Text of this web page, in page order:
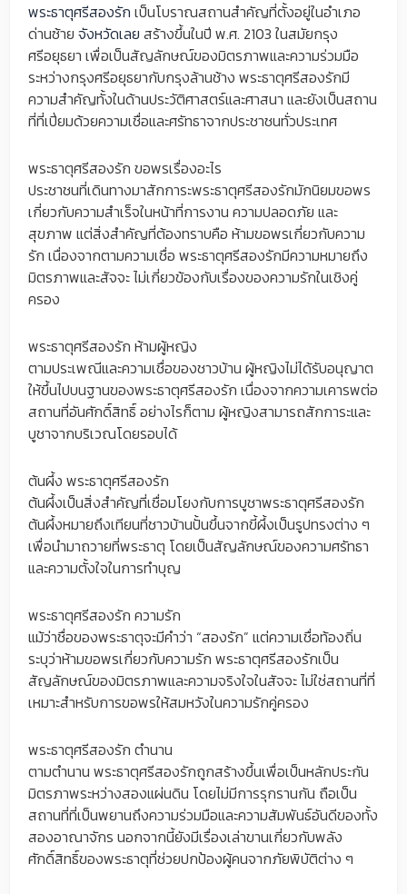
พระธาตุศรีสองรัก เป็นโบราณสถานสำคัญที่ตั้งอยู่ในอำเภอ
ด่านซ้าย จังหวัดเลย สร้างขึ้นในปี พ.ศ. 2103 ในสมัยกรุง
ศรีอยุธยา เพื่อเป็นสัญลักษณ์ของมิตรภาพและความร่วมมือ
ระหว่างกรุงศรีอยุธยากับกรุงล้านช้าง พระธาตุศรีสองรักมี
ความสำคัญทั้งในด้านประวัติศาสตร์และศาสนา และยังเป็นสถาน
ที่ที่เปี่ยมด้วยความเชื่อและศรัทธาจากประชาชนทั่วประเทศ
พระธาตุศรีสองรัก ขอพรเรื่องอะไร
ประชาชนที่เดินทางมาสักการะพระธาตุศรีสองรักมักนิยมขอพร
เกี่ยวกับความสำเร็จในหน้าที่การงาน ความปลอดภัย และ
สุขภาพ แต่สิ่งสำคัญที่ต้องทราบคือ ห้ามขอพรเกี่ยวกับความ
รัก เนื่องจากตามความเชื่อ พระธาตุศรีสองรักมีความหมายถึง
มิตรภาพและสัจจะ ไม่เกี่ยวข้องกับเรื่องของความรักในเชิงคู่
ครอง
พระธาตุศรีสองรัก ห้ามผู้หญิง
ตามประเพณีและความเชื่อของชาวบ้าน ผู้หญิงไม่ได้รับอนุญาต
ให้ขึ้นไปบนฐานของพระธาตุศรีสองรัก เนื่องจากความเคารพต่อ
สถานที่อันศักดิ์สิทธิ์ อย่างไรก็ตาม ผู้หญิงสามารถสักการะและ
บูชาจากบริเวณโดยรอบได้
ต้นผึ้ง พระธาตุศรีสองรัก
ต้นผึ้งเป็นสิ่งสำคัญที่เชื่อมโยงกับการบูชาพระธาตุศรีสองรัก
ต้นผึ้งหมายถึงเทียนที่ชาวบ้านปั้นขึ้นจากขี้ผึ้งเป็นรูปทรงต่าง ๆ
เพื่อนำมาถวายที่พระธาตุ โดยเป็นสัญลักษณ์ของความศรัทธา
และความตั้งใจในการทำบุญ
พระธาตุศรีสองรัก ความรัก
แม้ว่าชื่อของพระธาตุจะมีคำว่า “สองรัก” แต่ความเชื่อท้องถิ่น
ระบุว่าห้ามขอพรเกี่ยวกับความรัก พระธาตุศรีสองรักเป็น
สัญลักษณ์ของมิตรภาพและความจริงใจในสัจจะ ไม่ใช่สถานที่ที่
เหมาะสำหรับการขอพรให้สมหวังในความรักคู่ครอง
พระธาตุศรีสองรัก ตำนาน
ตามตำนาน พระธาตุศรีสองรักถูกสร้างขึ้นเพื่อเป็นหลักประกัน
มิตรภาพระหว่างสองแผ่นดิน โดยไม่มีการรุกรานกัน ถือเป็น
สถานที่ที่เป็นพยานถึงความร่วมมือและความสัมพันธ์อันดีของทั้ง
สองอาณาจักร นอกจากนี้ยังมีเรื่องเล่าขานเกี่ยวกับพลัง
ศักดิ์สิทธิ์ของพระธาตุที่ช่วยปกป้องผู้คนจากภัยพิบัติต่าง ๆ